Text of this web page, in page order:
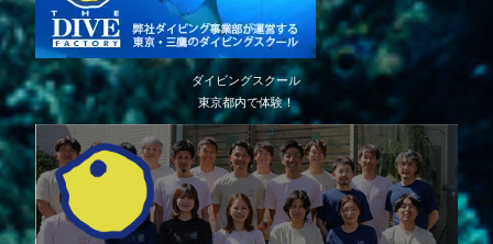
ダイビングスクール
東京都内で体験！